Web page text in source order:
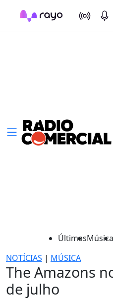
On Air
ÚltimasMúsica
NOTÍCIAS | MÚSICA
The Amazons
de julho